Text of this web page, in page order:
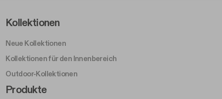
Footer Left Middle A
Kollektionen
Neue Kollektionen
Kollektionen für den Innenbereich
Outdoor-Kollektionen
Footer Right Middle A
Produkte